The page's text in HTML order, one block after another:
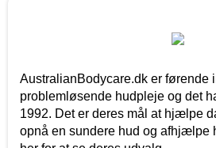
AustralianBodycare.dk er førende
problemløsende hudpleje og det
1992. Det er deres mål at hjælpe
opnå en sundere hud og afhjælpe